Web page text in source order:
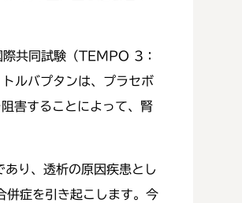
共同試験（TEMPO 3：
ルバプタンは、プラセボ
害することによって、腎
り、透析の原因疾患とし
併症を引き起こします。今